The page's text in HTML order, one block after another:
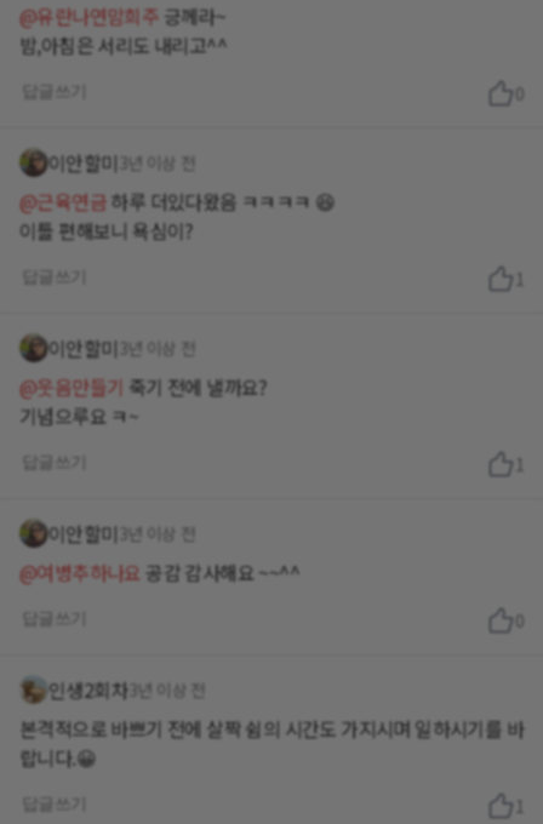
@유란나연맘희주 긍께라~
밤,아침은 서리도 내리고^^
이안할미 3년 이상 전
@근육연금하루 더있다왔음 ㅋㅋㅋㅋ 😆
이틀 편해보니 욕심이?
1
이안할미 3년 이상 전
@웃음만들기 죽기 전에 낼까요?
기념으루요 ㅋ~
1
이안할미 3년 이상 전
@여병추하나요 공감 감사해요 ~~^^
인생2회차 3년 이상 전
본격적으로 바쁘기 전에 살짝 쉼의 시간도 가지시며 일하시기를 바
랍니다.😀
1